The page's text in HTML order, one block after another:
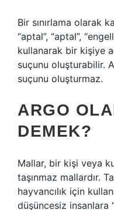
Bir sınırlama olarak
“aptal”, “aptal”,
kullanarak bir kişiye
suçunu oluşturabilir.
suçunu oluşturmaz.
ARGO
DEMEK?
Mallar, bir kişi veya
taşınmaz mallardır.
hayvancılık için
düşüncesiz insanlara